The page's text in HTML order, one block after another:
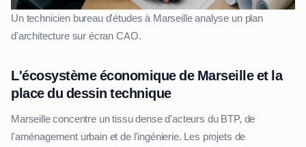
Un technicien bureau d'études à Marseille analyse un plan
d'architecture sur écran CAO.
L'écosystème économique de Marseille et la
place du dessin technique
Marseille concentre un tissu dense d'acteurs du BTP, de
l'aménagement urbain et de l'ingénierie. Les projets de